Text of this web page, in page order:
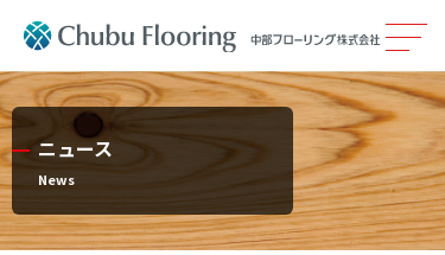
製品情報
施工事例
ニュース
News